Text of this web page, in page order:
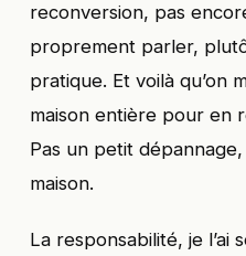
reconversion, pas
proprement parler,
pratique. Et voilà qu’on
maison entière pour en
Pas un petit
maison.
La responsabilité, je l’ai